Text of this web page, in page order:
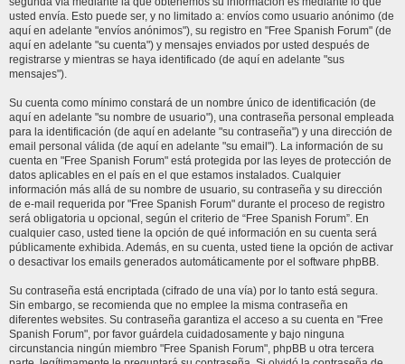
usted envía. Esto puede ser, y no limitado a: envíos como usuario anónimo (de
aquí en adelante "envíos anónimos"), su registro en "Free Spanish Forum" (de
aquí en adelante "su cuenta") y mensajes enviados por usted después de
registrarse y mientras se haya identificado (de aquí en adelante "sus
mensajes").
Su cuenta como mínimo constará de un nombre único de identificación (de
aquí en adelante "su nombre de usuario"), una contraseña personal empleada
para la identificación (de aquí en adelante "su contraseña") y una dirección de
email personal válida (de aquí en adelante "su email"). La información de su
cuenta en "Free Spanish Forum" está protegida por las leyes de protección de
datos aplicables en el país en el que estamos instalados. Cualquier
información más allá de su nombre de usuario, su contraseña y su dirección
de e-mail requerida por "Free Spanish Forum" durante el proceso de registro
será obligatoria u opcional, según el criterio de “Free Spanish Forum”. En
cualquier caso, usted tiene la opción de qué información en su cuenta será
públicamente exhibida. Además, en su cuenta, usted tiene la opción de activar
o desactivar los emails generados automáticamente por el software phpBB.
Su contraseña está encriptada (cifrado de una vía) por lo tanto está segura.
Sin embargo, se recomienda que no emplee la misma contraseña en
diferentes websites. Su contraseña garantiza el acceso a su cuenta en "Free
Spanish Forum", por favor guárdela cuidadosamente y bajo ninguna
circunstancia ningún miembro "Free Spanish Forum", phpBB u otra tercera